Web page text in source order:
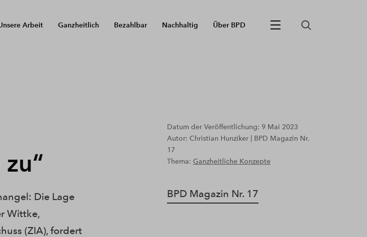
Arbeit Ganzheitlich Bezahlbar Nachhaltig Über BPD
Die Lage
Wittke,
(ZIA), fordert
Datum der Veröffentlichung: 9 Mai 2023
Autor: Christian Hunziker | BPD Magazin Nr.
17
Thema: Ganzheitliche Konzepte
BPD Magazin Nr. 17